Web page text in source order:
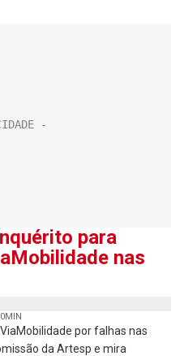
para
nas
por falhas nas
da Artesp e mira